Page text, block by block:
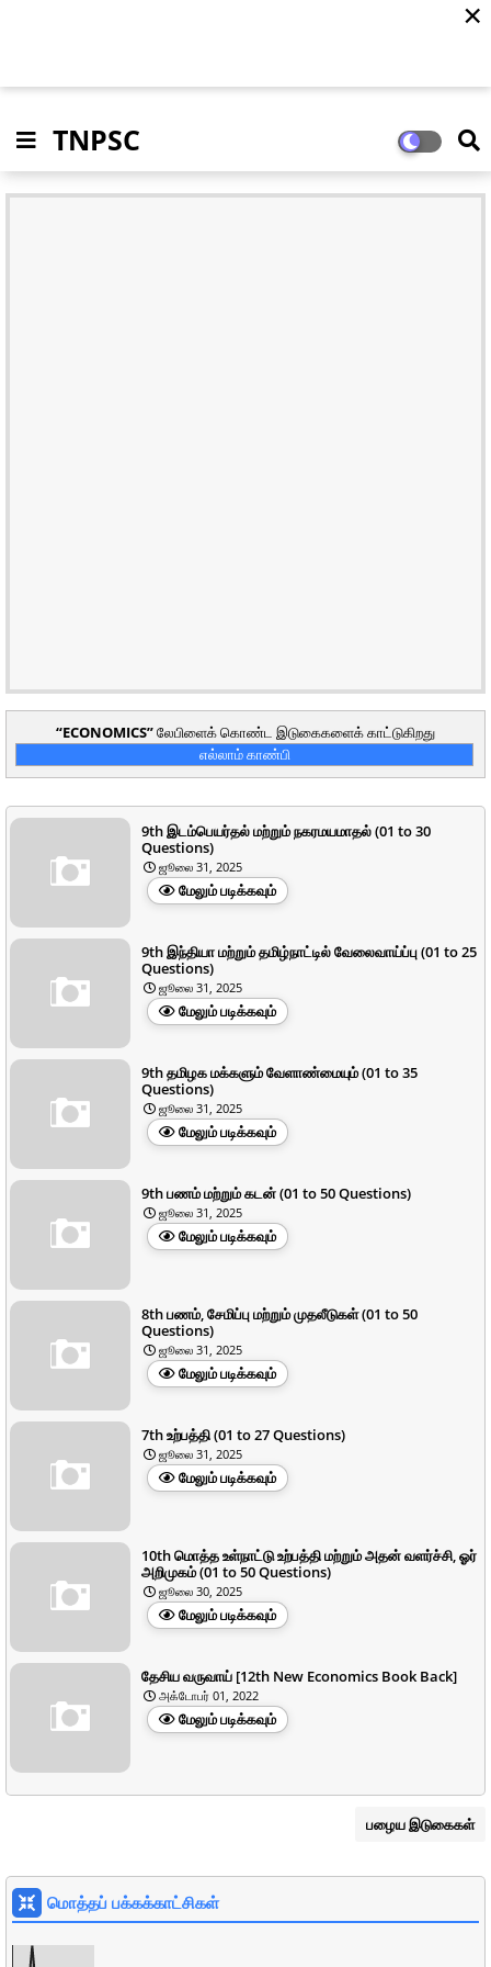
TNPSC
ECONOMICS லேபிளைக் கொண்ட இடுகைகளைக் காட்டுகிறது
எல்லாம் காண்பி
9th இடம்பெயர்தல் மற்றும் நகரமயமாதல் (01 to 30
Questions)
ஜூலை 31, 2025
மேலும் படிக்கவும்
9th இந்தியா மற்றும் தமிழ்நாட்டில் வேலைவாய்ப்பு (01 to 25
Questions)
ஜூலை 31, 2025
மேலும் படிக்கவும்
9th தமிழக மக்களும் வேளாண்மையும் (01 to 35
Questions)
ஜூலை 31, 2025
மேலும் படிக்கவும்
9th பணம் மற்றும் கடன் (01 to 50 Questions)
ஜூலை 31, 2025
மேலும் படிக்கவும்
8th பணம், சேமிப்பு மற்றும் முதலீடுகள் (01 to 50
Questions)
ஜூலை 31, 2025
மேலும் படிக்கவும்
7th உற்பத்தி (01 to 27 Questions)
ஜூலை 31, 2025
மேலும் படிக்கவும்
10th மொத்த உள்நாட்டு உற்பத்தி மற்றும் அதன் வளர்ச்சி, ஓர்
அறிமுகம் (01 to 50 Questions)
ஜூலை 30, 2025
மேலும் படிக்கவும்
தேசிய வருவாய் [12th New Economics Book Back]
அக்டோபர் 01, 2022
மேலும் படிக்கவும்
பழைய இடுகைகள்
மொத்தப் பக்கக்காட்சிகள்
✕